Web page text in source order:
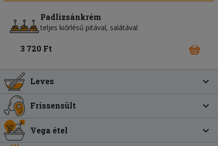
Padlizsánkrém
teljes kiőrlésű pitával, salátával
3 720 Ft
Leves
Frissensült
Vega étel